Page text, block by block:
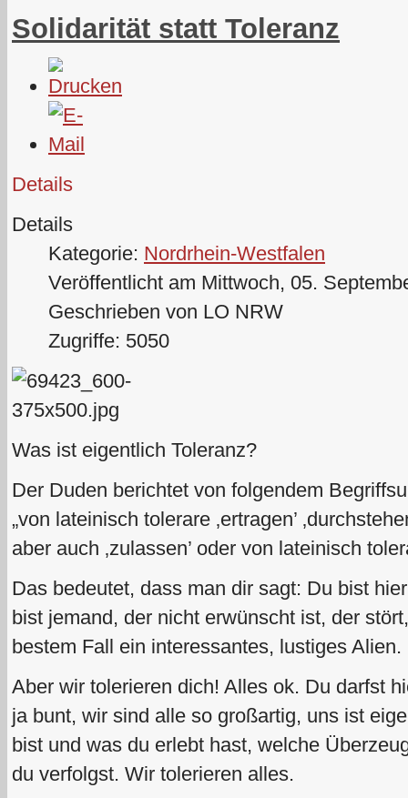
Solidarität statt Toleranz
Details
Details
Kategorie: Nordrhein-Westfalen
Veröffentlicht am Mittwoch, 05.
Geschrieben von LO NRW
Zugriffe: 5050
Was ist eigentlich Toleranz?
Der Duden berichtet von folgendem
„von lateinisch tolerare ‚ertragen’
aber auch ‚zulassen’ oder von lateinisch
Das bedeutet, dass man dir sagt: Du bist
bist jemand, der nicht erwünscht ist, der
bestem Fall ein interessantes, lustiges Alien.
Aber wir tolerieren dich! Alles ok. Du darfst
ja bunt, wir sind alle so großartig, uns ist
bist und was du erlebt hast, welche
du verfolgst. Wir tolerieren alles.